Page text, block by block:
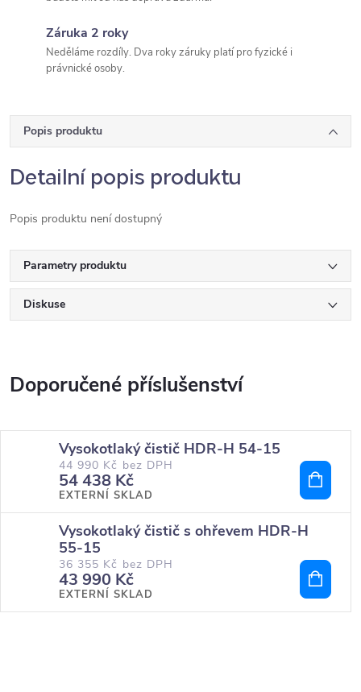
Záruka 2 roky
Neděláme rozdíly. Dva roky záruky platí pro fyzické i
právnické osoby.
Popis produktu
Detailní popis produktu
Popis produktu není dostupný
Parametry produktu
Diskuse
Vysokotlaký čistič HDR-H 54-15
44 990 Kč bez DPH
54 438 Kč
EXTERNÍ SKLAD
Vysokotlaký čistič s ohřevem HDR-H
55-15
36 355 Kč bez DPH
43 990 Kč
EXTERNÍ SKLAD